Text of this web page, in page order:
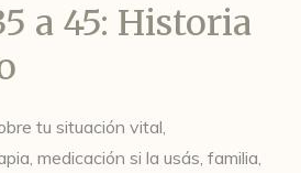
a 45: Historia
tu situación vital,
medicación si la usás, familia,